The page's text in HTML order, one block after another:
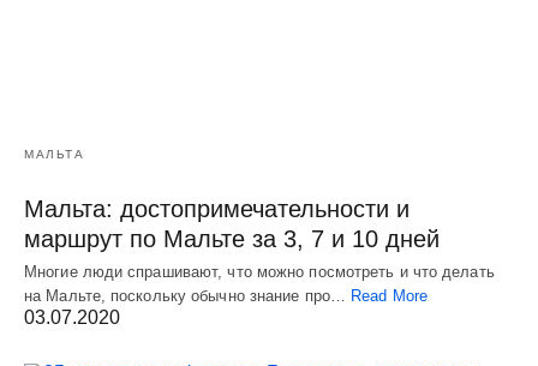
МАЛЬТА
Мальта: достопримечательности и
маршрут по Мальте за 3, 7 и 10 дней
Многие люди спрашивают, что можно посмотреть и что делать
на Мальте, поскольку обычно знание про… Read More
03.07.2020